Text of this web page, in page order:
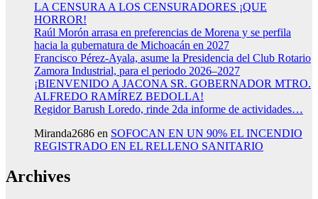
LA CENSURA A LOS CENSURADORES ¡QUE
HORROR!
Raúl Morón arrasa en preferencias de Morena y se perfila
hacia la gubernatura de Michoacán en 2027
Francisco Pérez-Ayala, asume la Presidencia del Club Rotario
Zamora Industrial, para el periodo 2026–2027
¡BIENVENIDO A JACONA SR. GOBERNADOR MTRO.
ALFREDO RAMÍREZ BEDOLLA!
Regidor Barush Loredo, rinde 2da informe de actividades…
Miranda2686 en SOFOCAN EN UN 90% EL INCENDIO
REGISTRADO EN EL RELLENO SANITARIO
Archives